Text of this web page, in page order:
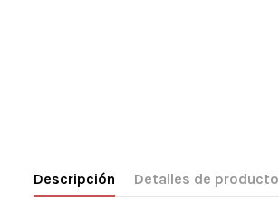
Descripción Detalles de producto